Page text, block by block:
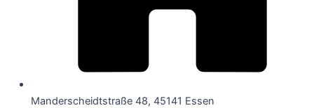
Manderscheidtstraße 48, 45141 Essen